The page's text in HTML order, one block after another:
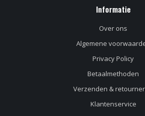
Informatie
Over ons
Algemene
Privacy Policy
Betaalmethoden
Verzenden &
Klantenservice